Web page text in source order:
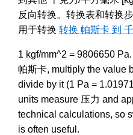
反向转换。转换表和转换
用于转换 转换 帕斯卡 到
1 kgf/mm^2 = 9806650
帕斯卡, multiply the value
divide by it (1 Pa =
units measure 压力 and
technical calculations, so
is often useful.